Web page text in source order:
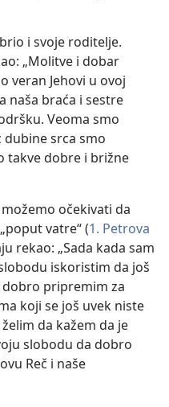
i svoje roditelje.
„Molitve i dobar
veran Jehovi u ovoj
naša braća i sestre
Veoma smo
dubine srca smo
takve dobre i brižne
očekivati da
vatre“ (1. Petrova
rekao: „Sada kada sam
iskoristim da još
dobro pripremim za
koji se još uvek niste
da kažem da je
slobodu da dobro
Reč i naše